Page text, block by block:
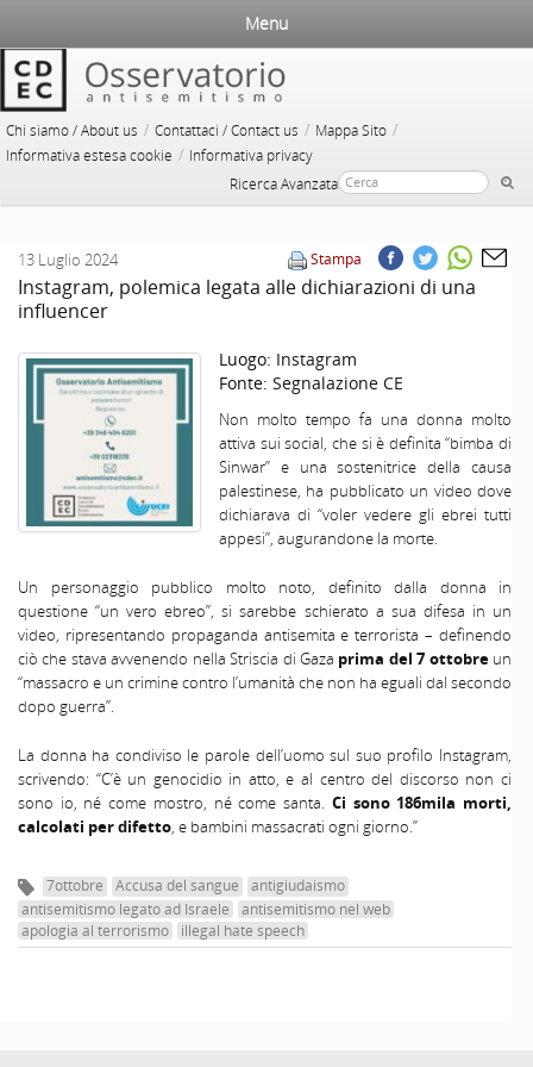
Chi siamo / About us / Contattaci / Contact us / Mappa Sito /
Informativa estesa cookie / Informativa privacy
Ricerca Avanzata
Menu
Stampa
13 Luglio 2024
Instagram, polemica legata alle dichiarazioni di una
influencer
Luogo: Instagram
Fonte: Segnalazione CE
Non molto tempo fa una donna molto
attiva sui social, che si è definita “bimba di
Sinwar” e una sostenitrice della causa
palestinese, ha pubblicato un video dove
dichiarava di “voler vedere gli ebrei tutti
appesi”, augurandone la morte.
Un personaggio pubblico molto noto, definito dalla donna in
questione “un vero ebreo”, si sarebbe schierato a sua difesa in un
video, ripresentando propaganda antisemita e terrorista – definendo
ciò che stava avvenendo nella Striscia di Gaza prima del 7 ottobreun
“massacro e un crimine contro l’umanità che non ha eguali dal secondo
dopo guerra”.
La donna ha condiviso le parole dell’uomo sul suo profilo Instagram,
scrivendo: “C’è un genocidio in atto, e al centro del discorso non ci
sono io, né come mostro, né come santa. Ci sono 186mila morti,
calcolati per difetto, e bambini massacrati ogni giorno.”
7ottobre Accusa del sangue
antigiudaismo
antisemitismo legato ad Israele
antisemitismo nel web
apologia al terrorismo
illegal hate speech